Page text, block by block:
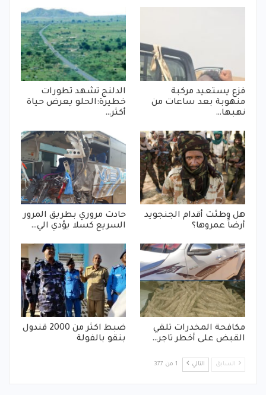
فزع يستعيد مركبة
منهوبة بعد ساعات من
نهبها…
الدلنج تشهد تطورات
خطيرة:الحلو يعرض حياة
أكثر…
هل وطئت أقدام الجنجويد
أرضاً عمروها؟
حادث مروري بطريق المرور
السريع كسلا يؤدي الي…
مكافحة المخدرات تلقي
القبض على أخطر تاجر…
ضبط اكثر من 2000 قندول
بنقو بالفولة
السابق التالي 1 من 377